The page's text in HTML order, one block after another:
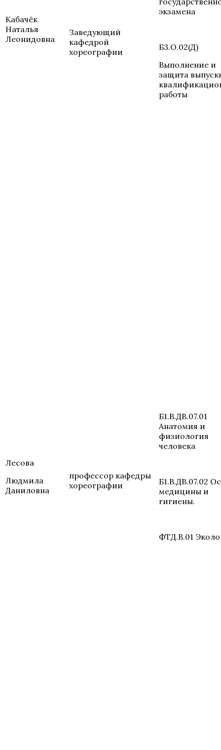
Кабачёк
Наталья
Леонидовна
Заведующий
кафедрой
хореографии
экзамена
Б3.О.02(Д)
Выполнение и
защита
работы
Лесова
Людмила
Даниловна
профессор кафедры
хореографии
Б1.В.ДВ.07.01
Анатомия и
физиология
человека
Б1.В.ДВ.07.02
медицины и
гигиены.
ФТД.В.01